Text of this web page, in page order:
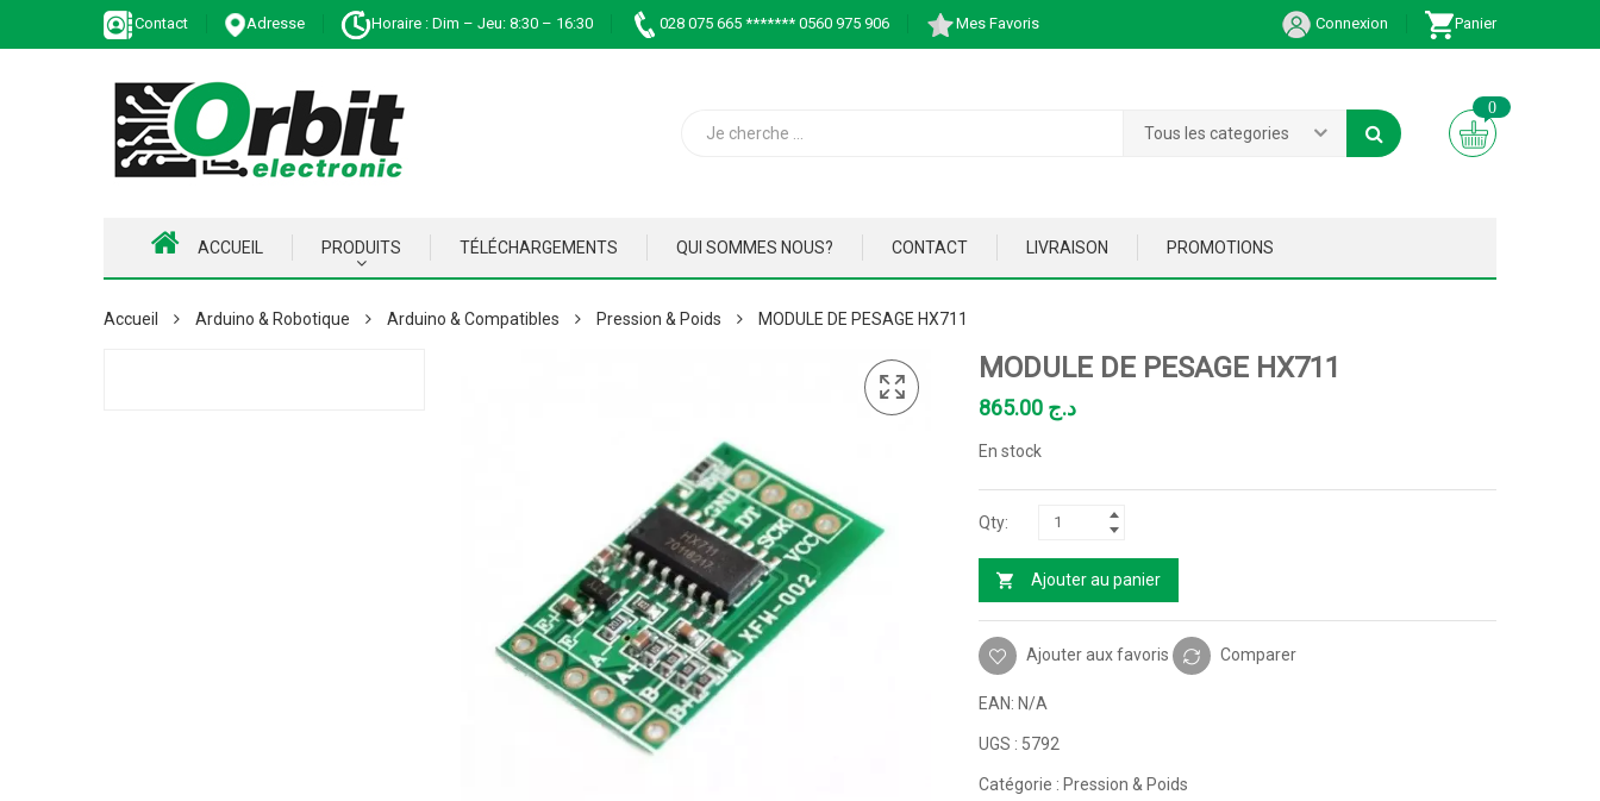
Contact Adresse Horaire : Dim – Jeu: 8:30 – 16:30 028 075 665 ******* 0560 975 906 Mes Favoris Connexion Panier
Tous les categories
0
ACCUEIL PRODUITS TÉLÉCHARGEMENTS QUI SOMMES NOUS? CONTACT LIVRAISON PROMOTIONS
Accueil Arduino & Robotique Arduino & Compatibles Pression & Poids MODULE DE PESAGE HX711
MODULE DE PESAGE HX711
د.ج
En stock
Ajouter au panier
Ajouter aux favoris Comparer
EAN: N/A
UGS : 5792
Catégorie : Pression & Poids